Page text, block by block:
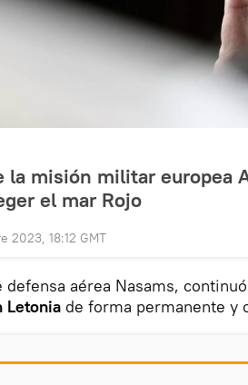
la misión militar europea
el mar Rojo
2023, 18:12 GMT
defensa aérea Nasams,
Letonia de forma permanente y